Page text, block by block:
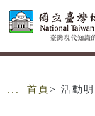
跳到主要內容
網站導覽
::: 首頁 > 活動明